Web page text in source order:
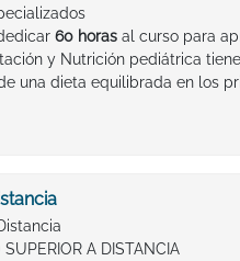
60 horas al curso para
y Nutrición pediátrica
una dieta equilibrada en los
SUPERIOR A DISTANCIA